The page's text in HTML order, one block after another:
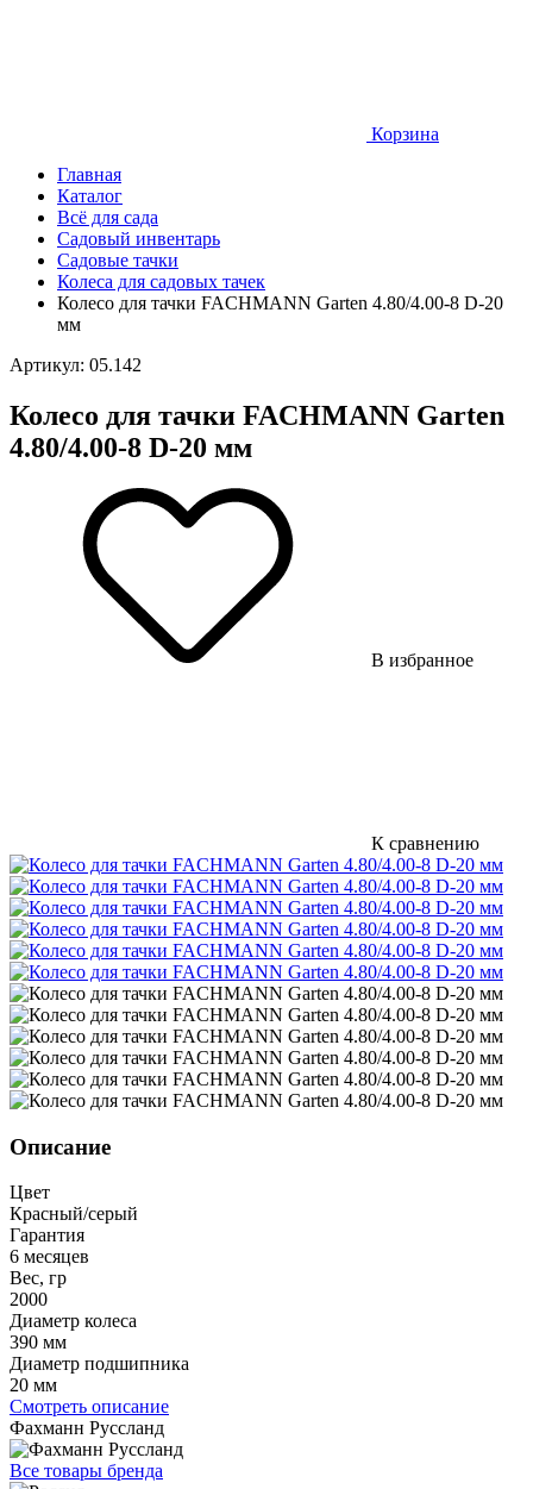
Корзина
Главная
Каталог
Всё для сада
Садовый инвентарь
Садовые тачки
Колеса для садовых тачек
Колесо для тачки FACHMANN Garten 4.80/4.00-8 D-20
мм
Артикул: 05.142
Колесо для тачки FACHMANN Garten
4.80/4.00-8 D-20 мм
В избранное
К сравнению
Описание
Цвет
Красный/серый
Гарантия
6 месяцев
Вес, гр
2000
Диаметр колеса
390 мм
Диаметр подшипника
20 мм
Смотреть описание
Фахманн Руссланд
Все товары бренда